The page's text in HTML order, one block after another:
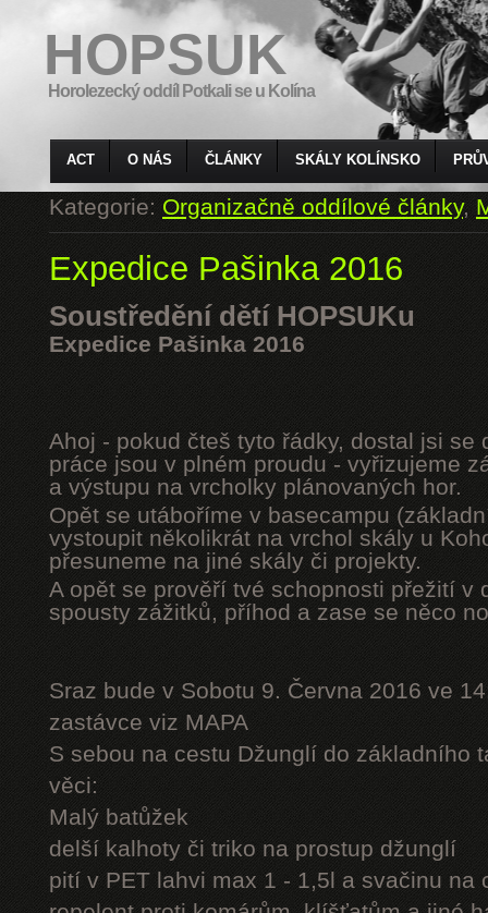
HOPSUK
Horolezecký oddíl Potkali se u Kolína
ACT O NÁS ČLÁNKY SKÁLY KOLÍNSKO
Kategorie:Organizačně oddílové články,
Expedice Pašinka 2016
Soustředění dětí HOPSUKu
Expedice Pašinka 2016
Ahoj - pokud čteš tyto řádky, dostal jsi se
práce jsou v plném proudu - vyřizujeme
a výstupu na vrcholky plánovaných hor.
Opět se utáboříme v basecampu
vystoupit několikrát na vrchol skály u
přesuneme na jiné skály či projekty.
A opět se prověří tvé schopnosti přežití v
spousty zážitků, příhod a zase se něco
Sraz bude v Sobotu 9. Června 2016 ve
zastávce viz MAPA
S sebou na cestu Džunglí do základního
věci:
Malý batůžek
delší kalhoty či triko na prostup džunglí
pití v PET lahvi max 1 - 1,5l a svačinu na